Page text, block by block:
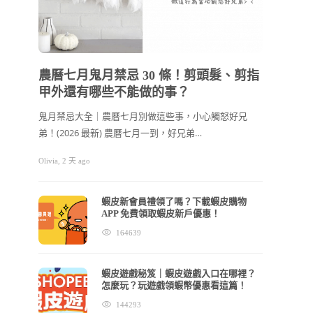
農曆七月鬼月禁忌 30 條！剪頭髮、剪指
甲外還有哪些不能做的事？
鬼月禁忌大全｜農曆七月別做這些事，小心觸怒好兄
弟！(2026 最新) 農曆七月一到，好兄弟…
Olivia ,2 天 ago
蝦皮新會員禮領了嗎？下載蝦皮購物
APP 免費領取蝦皮新戶優惠！
164639
蝦皮遊戲秘笈｜蝦皮遊戲入口在哪裡？
怎麼玩？玩遊戲領蝦幣優惠看這篇！
144293